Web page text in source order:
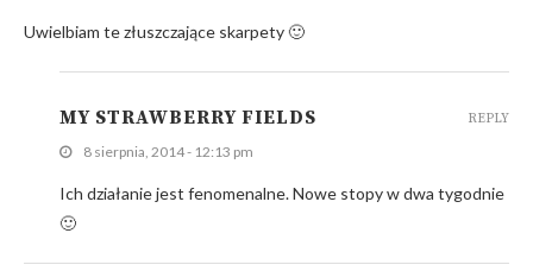
Uwielbiam te złuszczające skarpety 🙂
MY STRAWBERRY FIELDS
8 sierpnia, 2014 - 12:13 pm
Ich działanie jest fenomenalne. Nowe stopy w dwa tygodnie
🙂
REPLY